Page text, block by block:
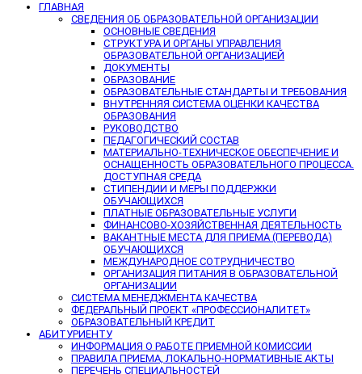
ГЛАВНАЯ
СВЕДЕНИЯ ОБ ОБРАЗОВАТЕЛЬНОЙ ОРГАНИЗАЦИИ
ОСНОВНЫЕ СВЕДЕНИЯ
СТРУКТУРА И ОРГАНЫ УПРАВЛЕНИЯ
ОБРАЗОВАТЕЛЬНОЙ ОРГАНИЗАЦИЕЙ
ДОКУМЕНТЫ
ОБРАЗОВАНИЕ
ОБРАЗОВАТЕЛЬНЫЕ СТАНДАРТЫ И ТРЕБОВАНИЯ
ВНУТРЕННЯЯ СИСТЕМА ОЦЕНКИ КАЧЕСТВА
ОБРАЗОВАНИЯ
РУКОВОДСТВО
ПЕДАГОГИЧЕСКИЙ СОСТАВ
МАТЕРИАЛЬНО-ТЕХНИЧЕСКОЕ ОБЕСПЕЧЕНИЕ И
ОСНАЩЕННОСТЬ ОБРАЗОВАТЕЛЬНОГО ПРОЦЕССА.
ДОСТУПНАЯ СРЕДА
СТИПЕНДИИ И МЕРЫ ПОДДЕРЖКИ
ОБУЧАЮЩИХСЯ
ПЛАТНЫЕ ОБРАЗОВАТЕЛЬНЫЕ УСЛУГИ
ФИНАНСОВО-ХОЗЯЙСТВЕННАЯ ДЕЯТЕЛЬНОСТЬ
ВАКАНТНЫЕ МЕСТА ДЛЯ ПРИЕМА (ПЕРЕВОДА)
ОБУЧАЮЩИХСЯ
МЕЖДУНАРОДНОЕ СОТРУДНИЧЕСТВО
ОРГАНИЗАЦИЯ ПИТАНИЯ В ОБРАЗОВАТЕЛЬНОЙ
ОРГАНИЗАЦИИ
СИСТЕМА МЕНЕДЖМЕНТА КАЧЕСТВА
ФЕДЕРАЛЬНЫЙ ПРОЕКТ «ПРОФЕССИОНАЛИТЕТ»
ОБРАЗОВАТЕЛЬНЫЙ КРЕДИТ
АБИТУРИЕНТУ
ИНФОРМАЦИЯ О РАБОТЕ ПРИЕМНОЙ КОМИССИИ
ПРАВИЛА ПРИЕМА, ЛОКАЛЬНО-НОРМАТИВНЫЕ АКТЫ
ПЕРЕЧЕНЬ СПЕЦИАЛЬНОСТЕЙ